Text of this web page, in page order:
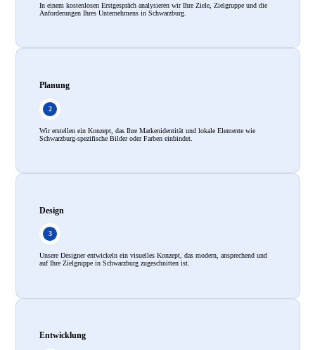
In einem kostenlosen Erstgespräch analysieren wir Ihre Ziele, Zielgruppe und die
Anforderungen Ihres Unternehmens in Schwarzburg.
Planung
Wir erstellen ein Konzept, das Ihre Markenidentität und lokale Elemente wie
Schwarzburg-spezifische Bilder oder Farben einbindet.
Design
Unsere Designer entwickeln ein visuelles Konzept, das modern, ansprechend und
auf Ihre Zielgruppe in Schwarzburg zugeschnitten ist.
Entwicklung